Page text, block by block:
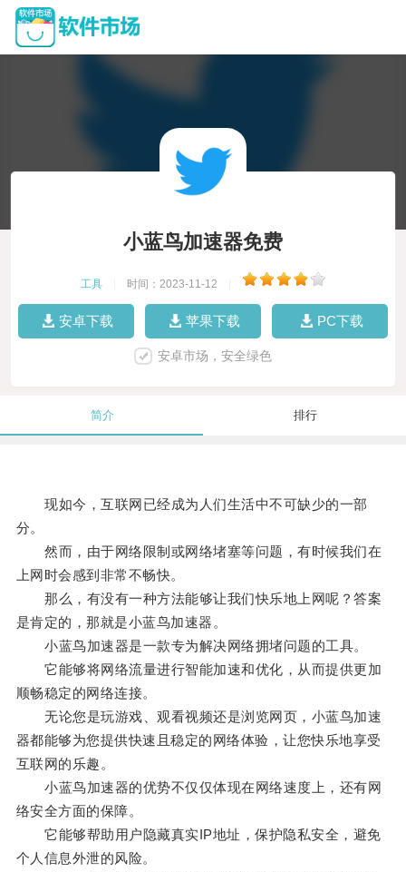
小蓝鸟加速器免费
工具 时间：2023-11-12
安卓下载 苹果下载 PC下载
安卓市场，安全绿色
简介 排行
现如今，互联网已经成为人们生活中不可缺少的一部
分。
然而，由于网络限制或网络堵塞等问题，有时候我们在
上网时会感到非常不畅快。
那么，有没有一种方法能够让我们快乐地上网呢？答案
是肯定的，那就是小蓝鸟加速器。
小蓝鸟加速器是一款专为解决网络拥堵问题的工具。
它能够将网络流量进行智能加速和优化，从而提供更加
顺畅稳定的网络连接。
无论您是玩游戏、观看视频还是浏览网页，小蓝鸟加速
器都能够为您提供快速且稳定的网络体验，让您快乐地享受
互联网的乐趣。
小蓝鸟加速器的优势不仅仅体现在网络速度上，还有网
络安全方面的保障。
它能够帮助用户隐藏真实IP地址，保护隐私安全，避免
个人信息外泄的风险。